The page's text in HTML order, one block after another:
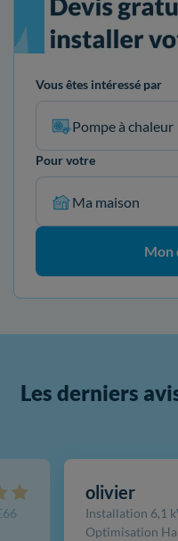
Vous êtes intéressé par
Pompe à chaleur
Pour votre
Ma maison
Mon
Les derniers
olivier
Installation 6,1
Optimisation